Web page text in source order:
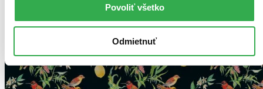
Povoliť všetko
Odmietnuť